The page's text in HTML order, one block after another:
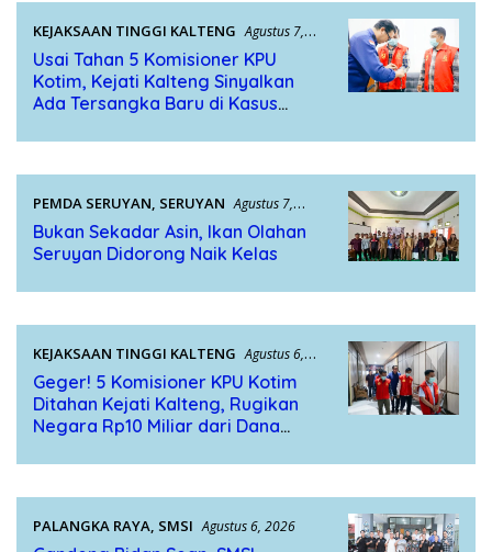
KEJAKSAAN TINGGI KALTENG Agustus 7,
2026
Usai Tahan 5 Komisioner KPU
Kotim, Kejati Kalteng Sinyalkan
Ada Tersangka Baru di Kasus
PEMDA SERUYAN, SERUYAN Agustus 7,
2026
Bukan Sekadar Asin, Ikan Olahan
Seruyan Didorong Naik Kelas
KEJAKSAAN TINGGI KALTENG Agustus 6,
2026
Geger! 5 Komisioner KPU Kotim
Ditahan Kejati Kalteng, Rugikan
Negara Rp10 Miliar dari Dana
PALANGKA RAYA, SMSI Agustus 6, 2026